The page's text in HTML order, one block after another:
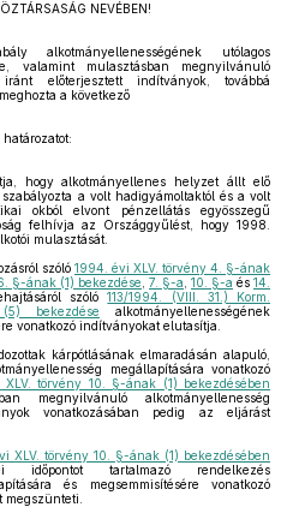
NEVÉBEN!
alkotmányellenességének utólagos
valamint mulasztásban megnyilvánuló
iránt előterjesztett indítványok, továbbá
a következő
határozatot:
hogy alkotmányellenes helyzet állt elő
a volt hadigyámoltaktól és a volt
okból elvont pénzellátás egyösszegű
felhívja az Országgyűlést, hogy 1998.
mulasztását.
szóló 1994. évi XLV. törvény 4. §-ának
§-ának (1) bekezdése 7. §-a 10. §-a és 14.
szóló113/1994. (VIII. 31.) Korm.
bekezdése alkotmányellenességének
vonatkozó indítványokat elutasítja.
kárpótlásának elmaradásán alapuló,
megállapítására vonatkozó
törvény 10. §-ának (1) bekezdésében
megnyilvánuló alkotmányellenesség
vonatkozásában pedig az eljárást
XLV. törvény 10. §-ának (1) bekezdésében
tartalmazó rendelkezés
és megsemmisítésére vonatkozó